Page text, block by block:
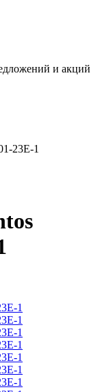
и акций
23E-1